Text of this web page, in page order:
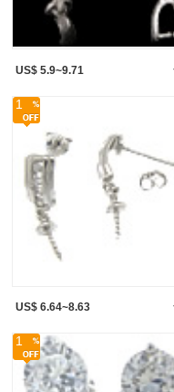
US$ 5.9~9.71
1
US$ 6.64~8.63
1